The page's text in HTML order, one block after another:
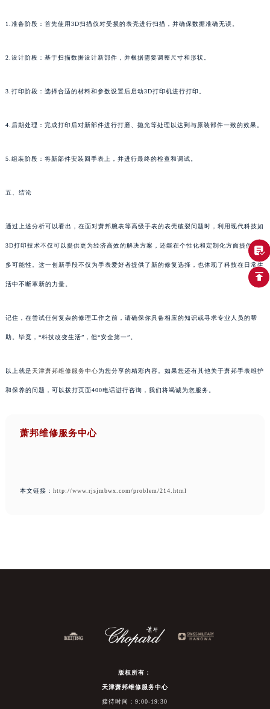
1.准备阶段：首先使用3D扫描仪对受损的表壳进行扫描，并确保数据准确无误。
2.设计阶段：基于扫描数据设计新部件，并根据需要调整尺寸和形状。
3.打印阶段：选择合适的材料和参数设置后启动3D打印机进行打印。
4.后期处理：完成打印后对新部件进行打磨、抛光等处理以达到与原装部件一致的效果。
5.组装阶段：将新部件安装回手表上，并进行最终的检查和调试。
五、结论
通过上述分析可以看出，在面对萧邦腕表等高级手表的表壳破裂问题时，利用现代科技如
3D打印技术不仅可以提供更为经济高效的解决方案，还能在个性化和定制化方面提供更
多可能性。这一创新手段不仅为手表爱好者提供了新的修复选择，也体现了科技在日常生
活中不断革新的力量。
记住，在尝试任何复杂的修理工作之前，请确保你具备相应的知识或寻求专业人员的帮
助。毕竟，“科技改变生活”，但“安全第一”。
以上就是天津萧邦维修服务中心为您分享的精彩内容。如果您还有其他关于萧邦手表维护
和保养的问题，可以拨打页面400电话进行咨询，我们将竭诚为您服务。
萧邦维修服务中心
本文链接： http://www.rjsjmbwx.com/problem/214.html
版权所有：
天津萧邦维修服务中心
接待时间：9:00-19:30